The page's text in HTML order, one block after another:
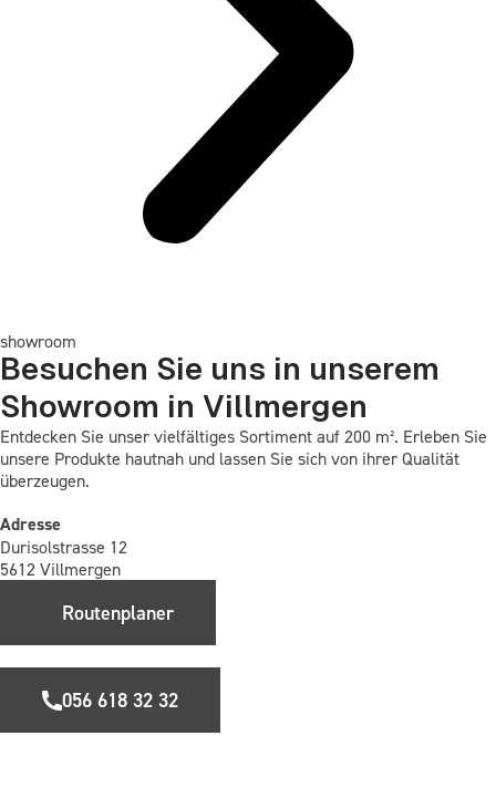
showroom
Besuchen Sie uns in unserem
Showroom in Villmergen
Entdecken Sie unser vielfältiges Sortiment auf 200 m². Erleben Sie
unsere Produkte hautnah und lassen Sie sich von ihrer Qualität
überzeugen.
Adresse
Durisolstrasse 12
5612 Villmergen
Routenplaner
056 618 32 32